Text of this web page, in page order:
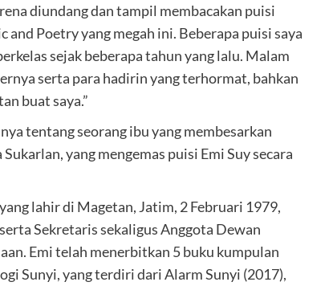
diundang dan tampil membacakan puisi
and Poetry yang megah ini. Beberapa puisi saya
sejak beberapa tahun yang lalu. Malam
serta para hadirin yang terhormat, bahkan
buat saya.”
tentang seorang ibu yang membesarkan
yang mengemas puisi Emi Suy secara
lahir di Magetan, Jatim, 2 Februari 1979,
Sekretaris sekaligus Anggota Dewan
Emi telah menerbitkan 5 buku kumpulan
Sunyi, yang terdiri dari Alarm Sunyi (2017),